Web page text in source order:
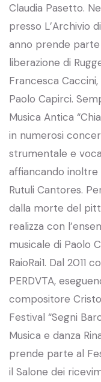
Claudia Pasetto.
presso L’Archivio
anno prende parte
liberazione di
Francesca
Paolo Capirci.
Musica Antica
in numerosi
strumentale e
affiancando inoltre
Rutuli Cantores.
dalla morte del
realizza con
musicale di Paolo
RaioRai1. Dal 2011
PERDVTA,
compositore
Festival “Segni
Musica e danza
prende parte al
il Salone dei